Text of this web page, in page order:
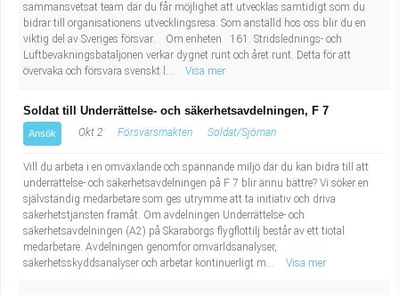
sammansvetsat team där du får möjlighet att utvecklas samtidigt som du
bidrar till organisationens utvecklingsresa. Som anställd hos oss blir du en
viktig del av Sveriges försvar. Om enheten 161. Stridslednings- och
Luftbevakningsbataljonen verkar dygnet runt och året runt. Detta för att
övervaka och försvara svenskt l...
Visa mer
Soldat till Underrättelse- och säkerhetsavdelningen, F 7
Ansök Okt 2 Försvarsmakten Soldat/Sjöman
Vill du arbeta i en omväxlande och spännande miljö där du kan bidra till att
underrättelse- och säkerhetsavdelningen på F 7 blir ännu bättre? Vi söker en
självständig medarbetare som ges utrymme att ta initiativ och driva
säkerhetstjänsten framåt. Om avdelningen Underrättelse- och
säkerhetsavdelningen (A2) på Skaraborgs flygflottilj består av ett tiotal
medarbetare. Avdelningen genomför omvärldsanalyser,
säkerhetsskyddsanalyser och arbetar kontinuerligt m...
Visa mer